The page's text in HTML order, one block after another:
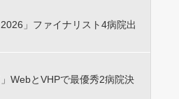
2026」ファイナリスト4病院出
」WebとVHPで最優秀2病院決